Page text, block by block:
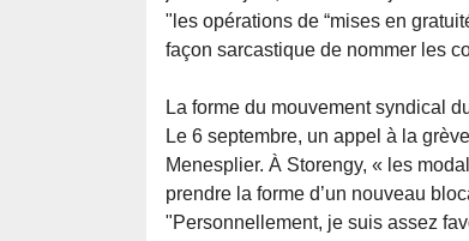
"les opérations de “mises en
façon sarcastique de nommer les
La forme du mouvement syndical
Le 6 septembre, un appel à la
Menesplier. À Storengy, « les
prendre la forme d’un nouveau
"Personnellement, je suis assez